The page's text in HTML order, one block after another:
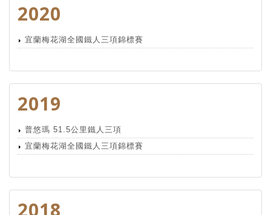
2020
宜蘭梅花湖全國鐵人三項錦標賽
2019
普悠瑪 51.5公里鐵人三項
宜蘭梅花湖全國鐵人三項錦標賽
2018